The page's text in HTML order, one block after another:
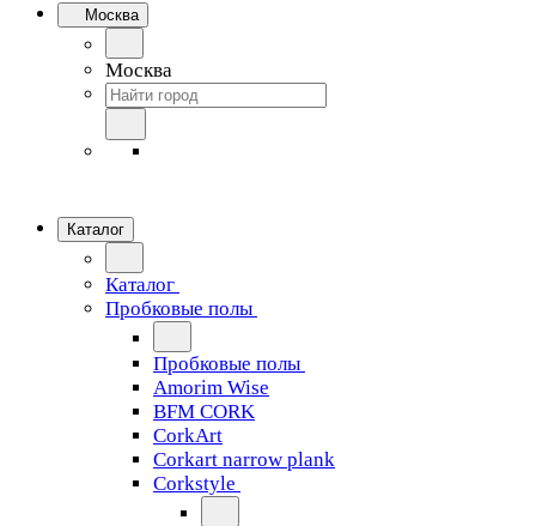
Москва
Москва
Каталог
Каталог
Пробковые полы
Пробковые полы
Amorim Wise
BFM CORK
CorkArt
Corkart narrow plank
Corkstyle